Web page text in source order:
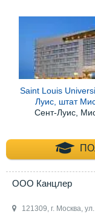
Saint Louis
Луис, штат
Сент-Луис,
ООО Канцлер
121309, г. Москва,